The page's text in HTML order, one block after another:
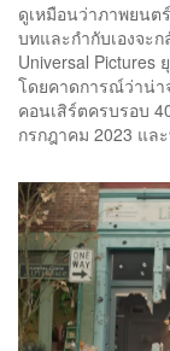
ดูเหมือนว่าภาพยนต
บทและกำกับเองจะ
Universal Pictures
โดยคาดการณ์ว่าน่า
คอนเสิร์ตครบรอบ
กรกฎาคม 2023 แล